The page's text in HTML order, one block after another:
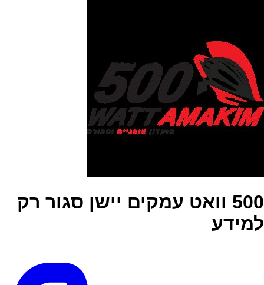
500 וואט עמקים יישן סגור רק
למידע